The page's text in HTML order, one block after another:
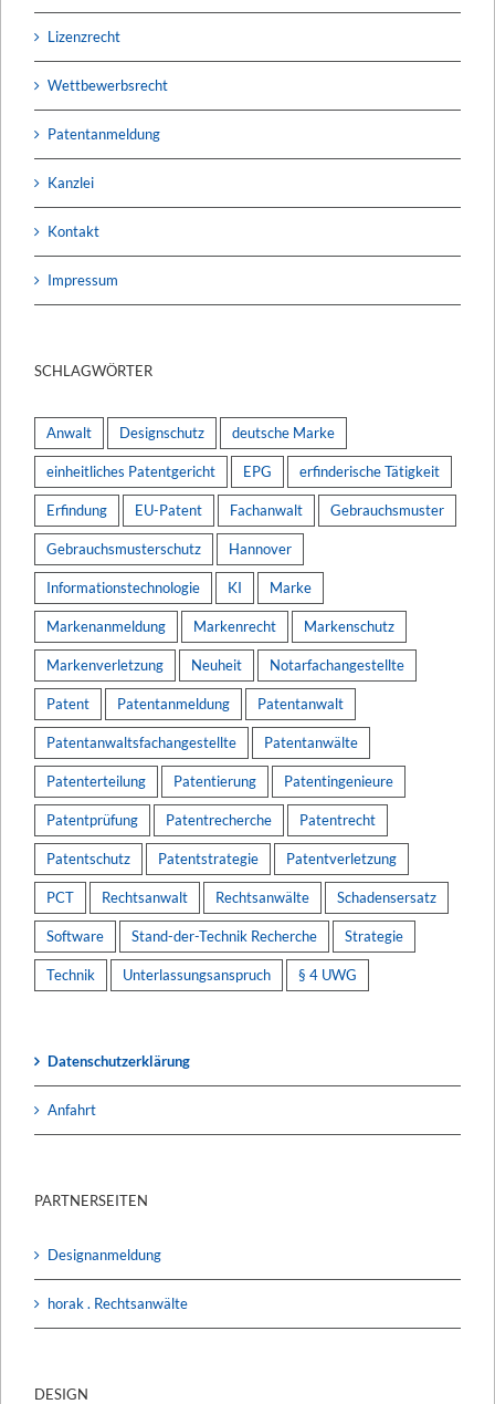
Lizenzrecht
Wettbewerbsrecht
Patentanmeldung
Kanzlei
Kontakt
Impressum
SCHLAGWÖRTER
Anwalt Designschutz deutsche Marke
einheitliches Patentgericht EPG erfinderische Tätigkeit
Erfindung EU-Patent Fachanwalt Gebrauchsmuster
Gebrauchsmusterschutz Hannover
Informationstechnologie KI Marke
Markenanmeldung Markenrecht Markenschutz
Markenverletzung Neuheit Notarfachangestellte
Patent Patentanmeldung Patentanwalt
Patentanwaltsfachangestellte Patentanwälte
Patenterteilung Patentierung Patentingenieure
Patentprüfung Patentrecherche Patentrecht
Patentschutz Patentstrategie Patentverletzung
PCT Rechtsanwalt Rechtsanwälte Schadensersatz
Software Stand-der-Technik Recherche Strategie
Technik Unterlassungsanspruch § 4 UWG
Datenschutzerklärung
Anfahrt
PARTNERSEITEN
Designanmeldung
horak . Rechtsanwälte
DESIGN